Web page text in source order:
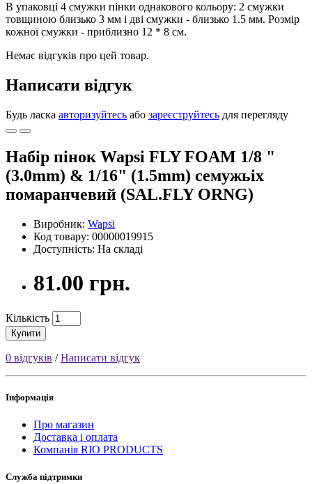
В упаковці 4 смужки пінки однакового кольору: 2 смужки
товщиною близько 3 мм і дві смужки - близько 1.5 мм. Розмір
кожної смужки - приблизно 12 * 8 см.
Немає відгуків про цей товар.
Написати відгук
Будь ласка авторизуйтесь або зареєструйтесь для перегляду
Набір пінок Wapsi FLY FOAM 1/8 "
(3.0mm) & 1/16" (1.5mm) семужьіх
помаранчевий (SAL.FLY ORNG)
Виробник: Wapsi
Код товару: 00000019915
Доступність: На складі
81.00 грн.
Кількість
Купити
0 відгуків /Написати відгук
Інформація
Про магазин
Доставка і оплата
Компанія RIO PRODUCTS
Служба підтримки